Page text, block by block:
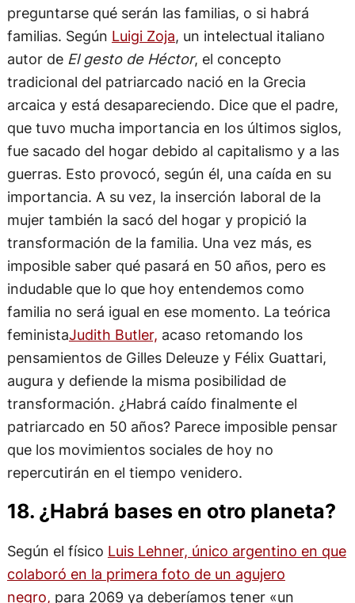
preguntarse qué serán las familias, o si habrá
familias. Según Luigi Zoja, un intelectual italiano
autor de El gesto de Héctor, el concepto
tradicional del patriarcado nació en la Grecia
arcaica y está desapareciendo. Dice que el padre,
que tuvo mucha importancia en los últimos siglos,
fue sacado del hogar debido al capitalismo y a las
guerras. Esto provocó, según él, una caída en su
importancia. A su vez, la inserción laboral de la
mujer también la sacó del hogar y propició la
transformación de la familia. Una vez más, es
imposible saber qué pasará en 50 años, pero es
indudable que lo que hoy entendemos como
familia no será igual en ese momento. La teórica
feministaJudith Butler, acaso retomando los
pensamientos de Gilles Deleuze y Félix Guattari,
augura y defiende la misma posibilidad de
transformación. ¿Habrá caído finalmente el
patriarcado en 50 años? Parece imposible pensar
que los movimientos sociales de hoy no
repercutirán en el tiempo venidero.
18. ¿Habrá bases en otro planeta?
Según el físico Luis Lehner, único argentino en que
colaboró en la primera foto de un agujero
negro, para 2069 ya deberíamos tener «un